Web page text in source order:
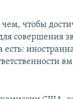
чтобы
совершения